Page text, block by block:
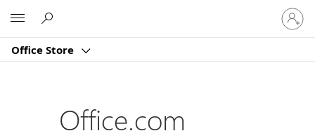
Office Store
Log
på
din
Office.com